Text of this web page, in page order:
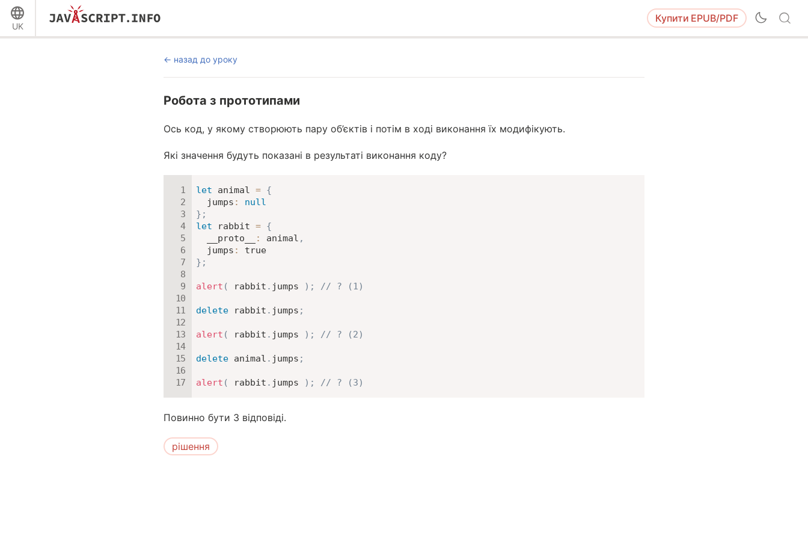
UK
Купити EPUB/PDF
назад до уроку
Робота з прототипами
Ось код, у якому створюють пару об’єктів і потім в ході виконання їх модифікують.
Які значення будуть показані в результаті виконання коду?
let animal = {
jumps :
null
} ;
let rabbit = {
__proto__
: animal ,
jumps :
true
} ;
alert ( rabbit . jumps ) ; // ? (1)
delete rabbit . jumps ;
alert ( rabbit . jumps ) ; // ? (2)
delete animal . jumps ;
alert ( rabbit . jumps ) ; // ? (3)
Повинно бути 3 відповіді.
рішення